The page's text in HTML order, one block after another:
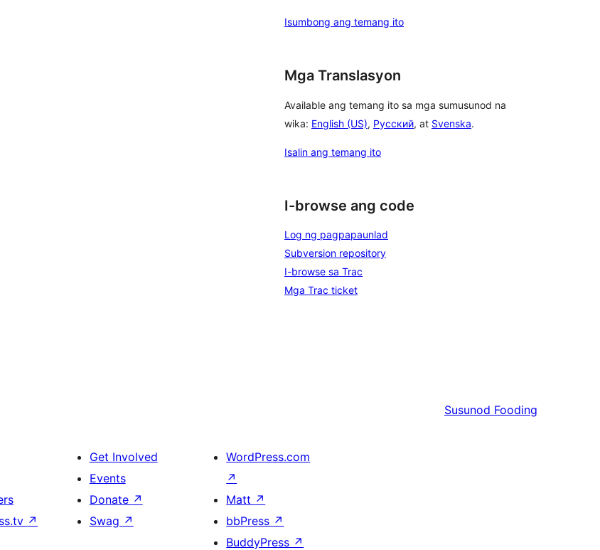
Isumbong ang temang ito
Mga Translasyon
Available ang temang ito sa mga sumusunod na
wika: English (US), Русский, at Svenska.
Isalin ang temang ito
I-browse ang code
Log ng pagpapaunlad
Subversion repository
I-browse sa Trac
Mga Trac ticket
Susunod Fooding
↗
Get Involved
Events
Donate ↗
Swag ↗
WordPress.com
↗
Matt ↗
bbPress ↗
BuddyPress ↗